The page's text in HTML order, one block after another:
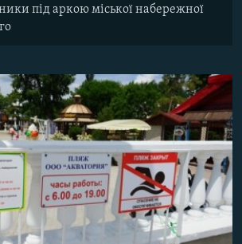
під аркою міської набережної